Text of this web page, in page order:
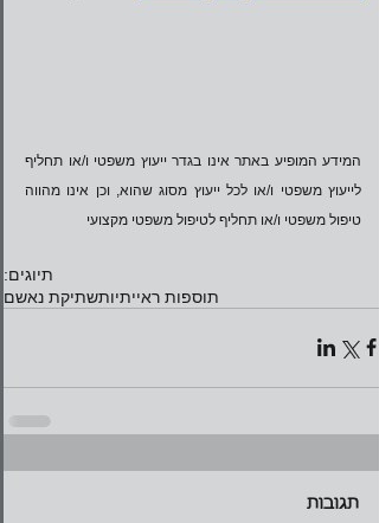
טיפול משפטי ו/או תחליף לטיפול משפטי מקצועי
תיוגים:
תוספות ראייתיותשתיקת נאשם
תגובות